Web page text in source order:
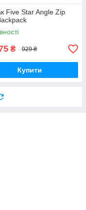
Five Star Angle Zip
₴ 929 ₴
Купити